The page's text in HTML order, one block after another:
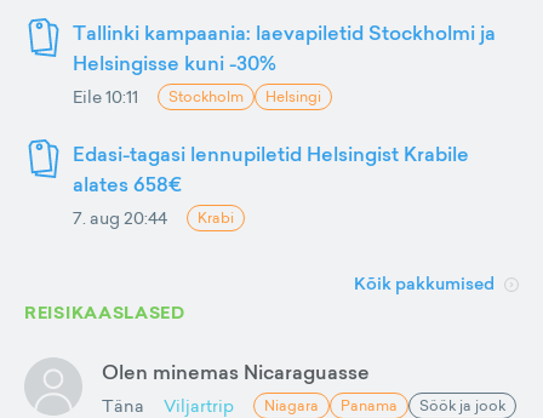
Tallinki kampaania: laevapiletid Stockholmi ja
Helsingisse kuni -30%
Eile 10:11 Stockholm Helsingi
Edasi-tagasi lennupiletid Helsingist Krabile
alates 658€
7. aug 20:44 Krabi
Kõik pakkumised
REISIKAASLASED
Olen minemas Nicaraguasse
Täna Viljartrip Niagara Panama Söök ja jook